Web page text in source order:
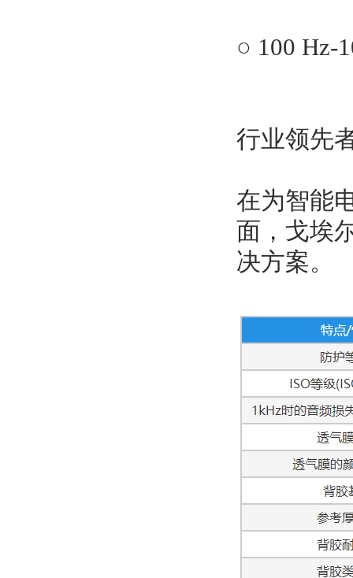
○ 100 Hz-
行业领先
在为智能
面，戈埃
决方案。